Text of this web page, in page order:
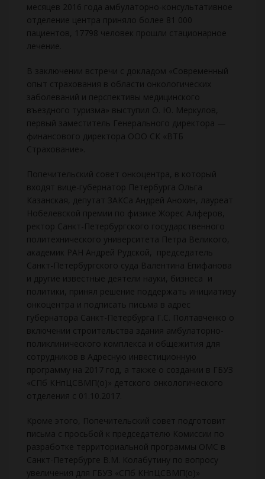
месяцев 2016 года амбулаторно-консультативное
отделение центра приняло более 81 000
пациентов, 17798 человек прошли стационарное
лечение.
В заключении встречи с докладом «Современный
опыт страхования в области онкологических
заболеваний и перспективы медицинского
въездного туризма» выступил О. Ю. Меркулов,
первый заместитель Генерального директора —
финансового директора ООО СК «ВТБ
Страхование».
Попечительский совет онкоцентра, в который
входят вице-губернатор Петербурга Ольга
Казанская, депутат ЗАКСа Андрей Анохин, лауреат
Нобелевской премии по физике Жорес Алферов,
ректор Санкт-Петербургского государственного
политехнического университета Петра Великого,
академик РАН Андрей Рудской, председатель
Санкт-Петербургского суда Валентина Епифанова
и другие известные деятели науки, бизнеса и
политики, принял решение поддержать инициативу
онкоцентра и подписать письма в адрес
губернатора Санкт-Петербурга Г.С. Полтавченко о
включении строительства здания амбулаторно-
поликлинического комплекса и общежития для
сотрудников в Адресную инвестиционную
программу на 2017 год, а также о создании в ГБУЗ
«СПб КНпЦСВМП(о)» детского онкологического
отделения с 01.10.2017.
Кроме этого, Попечительский совет подготовит
письма с просьбой к председателю Комиссии по
разработке территориальной программы ОМС в
Санкт-Петербурге В.М. Колабутину по вопросу
увеличения для ГБУЗ «СПб КНпЦСВМП(о)»